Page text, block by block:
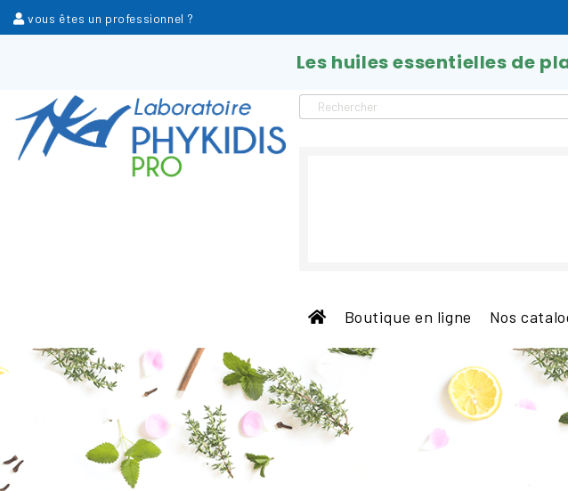
vous êtes un professionnel ?
Les huiles essentielles de
Boutique en ligne Nos